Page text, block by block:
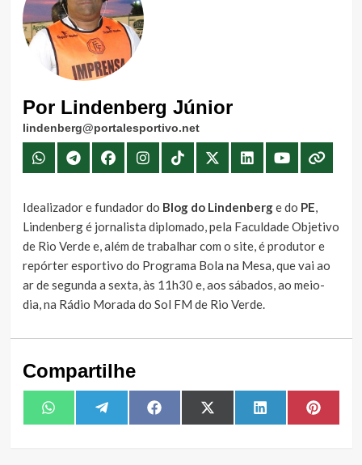
Por Lindenberg Júnior
lindenberg@portalesportivo.net
Idealizador e fundador do Blog do Lindenberge do PE,
Lindenberg é jornalista diplomado, pela Faculdade Objetivo
de Rio Verde e, além de trabalhar com o site, é produtor e
repórter esportivo do Programa Bola na Mesa, que vai ao
ar de segunda a sexta, às 11h30 e, aos sábados, ao meio-
dia, na Rádio Morada do Sol FM de Rio Verde.
Compartilhe
Share
on
WhatsAppShare
on
TelegramShare
on
FacebookShare
on
X
(Twitter)
Share
on
LinkedIn Share
on